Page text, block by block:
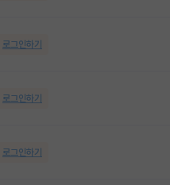
로그인하기
로그인하기
로그인하기